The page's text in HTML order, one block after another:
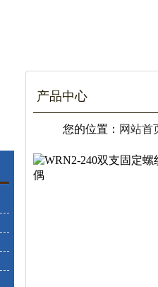
产品中心
您的位置： 网站首